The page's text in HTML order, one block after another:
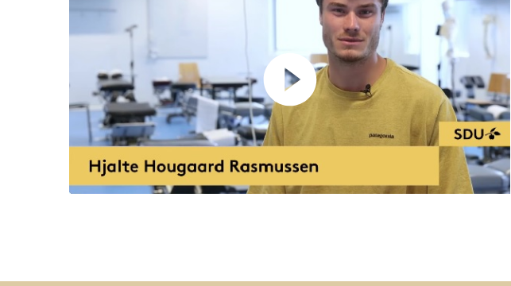
færdighedslaboratorier og i klinikophold, hvilket klæder dig på til
livet som kiropraktor.